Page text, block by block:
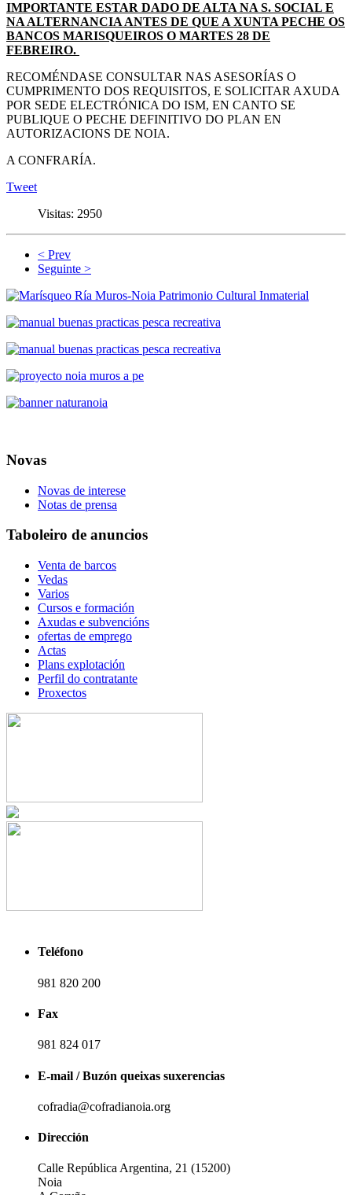
IMPORTANTE ESTAR DADO DE ALTA NA S. SOCIAL E
NA ALTERNANCIA ANTES DE QUE A XUNTA PECHE OS
BANCOS MARISQUEIROS O MARTES 28 DE
FEBREIRO.
RECOMÉNDASE CONSULTAR NAS ASESORÍAS O
CUMPRIMENTO DOS REQUISITOS, E SOLICITAR AXUDA
POR SEDE ELECTRÓNICA DO ISM, EN CANTO SE
PUBLIQUE O PECHE DEFINITIVO DO PLAN EN
AUTORIZACIONS DE NOIA.
A CONFRARÍA.
Tweet
Visitas: 2950
< Prev
Seguinte >
Novas
Novas de interese
Notas de prensa
Taboleiro de anuncios
Venta de barcos
Vedas
Varios
Cursos e formación
Axudas e subvencións
ofertas de emprego
Actas
Plans explotación
Perfil do contratante
Proxectos
Teléfono
981 820 200
Fax
981 824 017
E-mail / Buzón queixas suxerencias
cofradia@cofradianoia.org
Dirección
Calle República Argentina, 21 (15200)
Noia